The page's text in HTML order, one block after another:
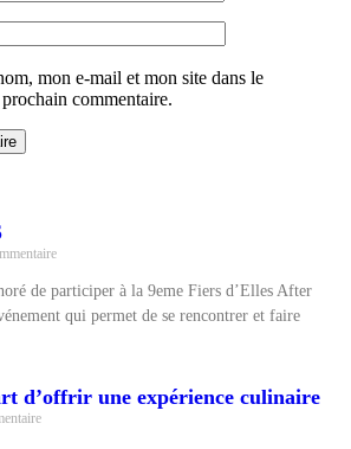
mon e-mail et mon site dans le
commentaire.
de participer à la 9eme Fiers d’Elles After
qui permet de se rencontrer et faire
d’offrir une expérience culinaire